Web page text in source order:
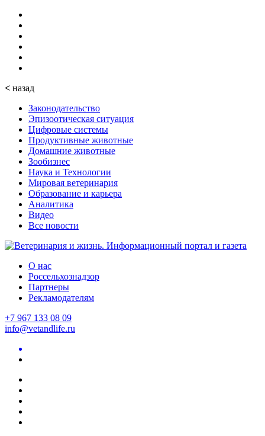
< назад
Законодательство
Эпизоотическая ситуация
Цифровые системы
Продуктивные животные
Домашние животные
Зообизнес
Наука и Технологии
Мировая ветеринария
Образование и карьера
Аналитика
Видео
Все новости
О нас
Россельхознадзор
Партнеры
Рекламодателям
+7 967 133 08 09
info@vetandlife.ru